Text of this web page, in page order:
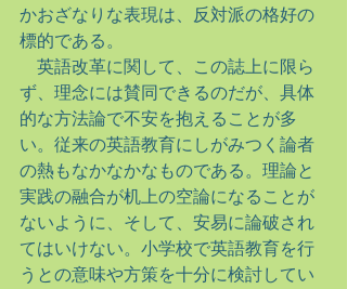
かおざなりな表現は、反対派の格好の
標的である。
英語改革に関して、この誌上に限ら
ず、理念には賛同できるのだが、具体
的な方法論で不安を抱えることが多
い。従来の英語教育にしがみつく論者
の熱もなかなかなものである。理論と
実践の融合が机上の空論になることが
ないように、そして、安易に論破され
てはいけない。小学校で英語教育を行
うとの意味や方策を十分に検討してい